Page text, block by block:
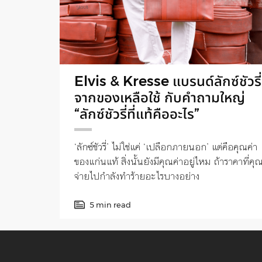
Elvis & Kresse แบรนด์ลักซ์ชัวรี่
จากของเหลือใช้ กับคำถามใหญ่
“ลักซ์ชัวรี่ที่แท้คืออะไร”
‘ลักซ์ชัวรี่’ ไม่ใช่แค่ ‘เปลือกภายนอก’ แต่คือคุณค่า
ของแก่นแท้ สิ่งนั้นยังมีคุณค่าอยู่ไหม ถ้าราคาที่คุ
จ่ายไปกำลังทำร้ายอะไรบางอย่าง
5 min read